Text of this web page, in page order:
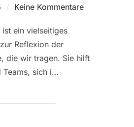
Keine Kommentare
ist ein vielseitiges
Reflexion der
die wir tragen. Sie hilft
Teams, sich i…